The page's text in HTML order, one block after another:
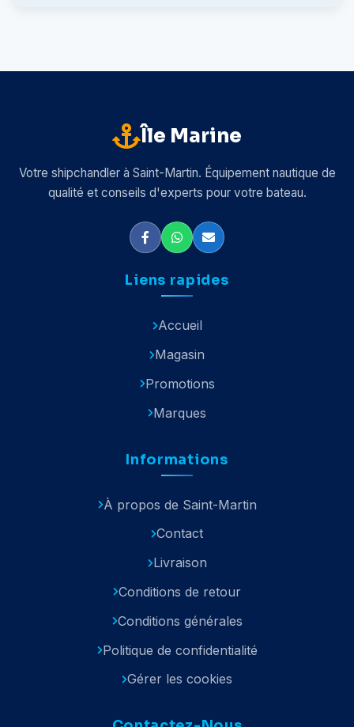
Île Marine
Votre shipchandler à Saint-Martin. Équipement nautique de
qualité et conseils d'experts pour votre bateau.
Liens rapides
Accueil
Magasin
Promotions
Marques
Informations
À propos de Saint-Martin
Contact
Livraison
Conditions de retour
Conditions générales
Politique de confidentialité
Gérer les cookies